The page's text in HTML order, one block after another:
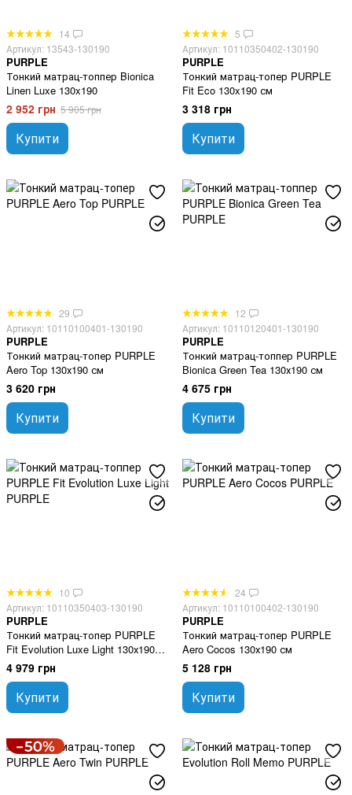
14
Артикул: 13543-130190
PURPLE
Тонкий матрац-топпер Bionica
Linen Luxe 130x190
2 952 грн 5 905 грн
Купити
5
Артикул: 10110350402-130190
PURPLE
Тонкий матрац-топер PURPLE
Fit Eco 130x190 см
3 318 грн
Купити
29
Артикул: 10110100401-130190
PURPLE
Тонкий матрац-топер PURPLE
Aero Top 130х190 см
3 620 грн
Купити
12
Артикул: 10110120401-130190
PURPLE
Тонкий матрац-топпер PURPLE
Bionica Green Tea 130х190 см
4 675 грн
Купити
10
Артикул: 10110350403-130190
PURPLE
Тонкий матрац-топер PURPLE
Fit Evolution Luxe Light 130х190
см
4 979 грн
Купити
24
Артикул: 10110100402-130190
PURPLE
Тонкий матрац-топер PURPLE
Aero Cocos 130х190 см
5 128 грн
Купити